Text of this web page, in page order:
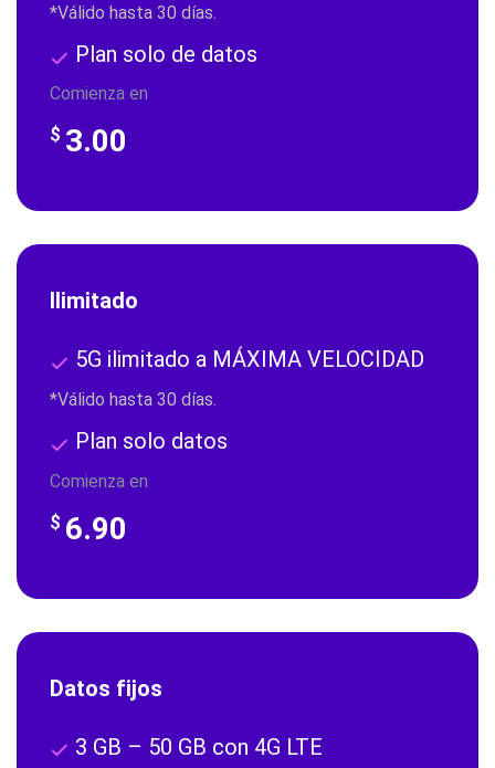
*Válido hasta 30 días.
Plan solo de datos
Comienza en
$ 3.00
Ilimitado
5G ilimitado a MÁXIMA VELOCIDAD
*Válido hasta 30 días.
Plan solo datos
Comienza en
$ 6.90
Datos fijos
3 GB – 50 GB con 4G LTE